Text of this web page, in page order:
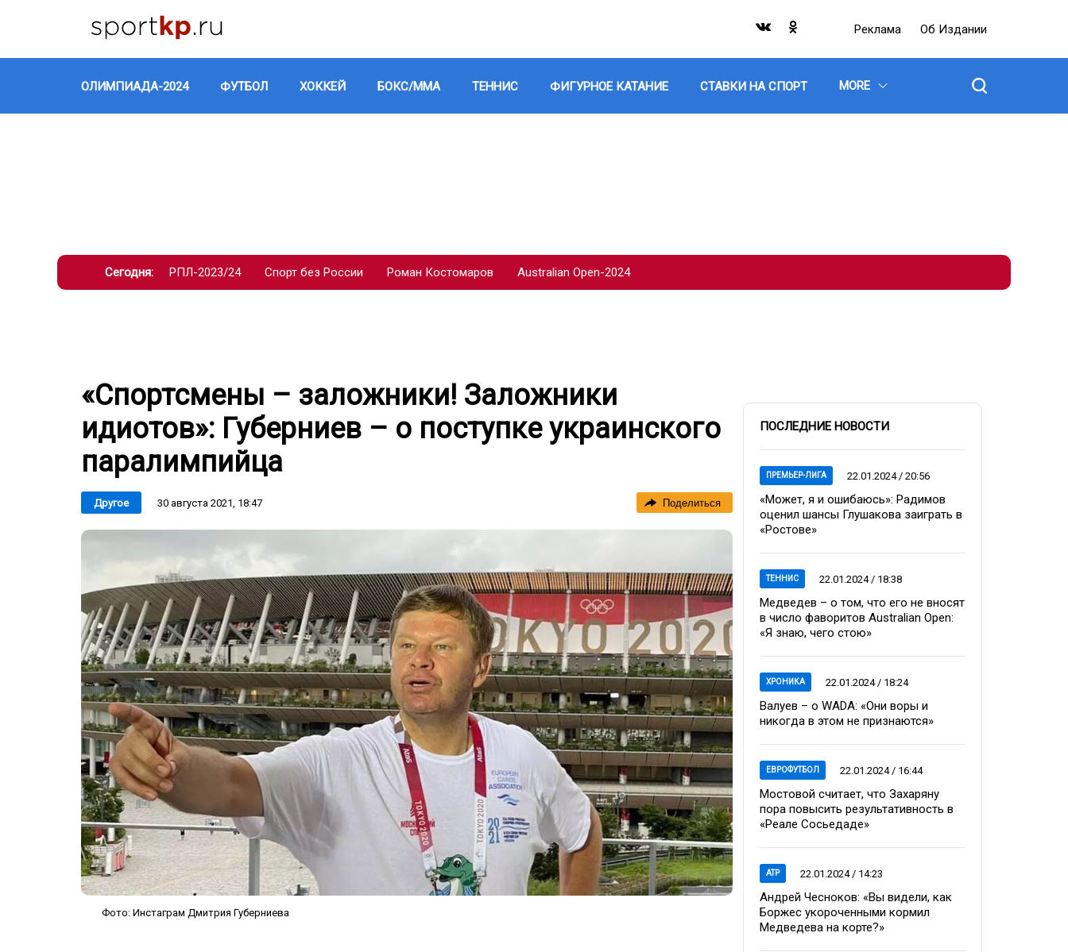
Реклама Об Издании
ОЛИМПИАДА-2024 ФУТБОЛ ХОККЕЙ БОКС/ММА ТЕННИС ФИГУРНОЕ КАТАНИЕ СТАВКИ НА СПОРТ MORE
Сегодня: РПЛ-2023/24 Спорт без России Роман Костомаров Australian Open-2024
«Спортсмены – заложники! Заложники
идиотов»: Губерниев – о поступке украинского
паралимпийца
Другое 30 августа 2021, 18:47 Поделиться
Фото: Инстаграм Дмитрия Губерниева
ПОСЛЕДНИЕ НОВОСТИ
ПРЕМЬЕР-ЛИГА 22.01.2024 / 20:56
«Может, я и ошибаюсь»: Радимов
оценил шансы Глушакова заиграть в
«Ростове»
ТЕННИС 22.01.2024 / 18:38
Медведев – о том, что его не вносят
в число фаворитов Australian Open:
«Я знаю, чего стою»
ХРОНИКА 22.01.2024 / 18:24
Валуев – о WADA: «Они воры и
никогда в этом не признаются»
ЕВРОФУТБОЛ 22.01.2024 / 16:44
Мостовой считает, что Захаряну
пора повысить результативность в
«Реале Сосьедаде»
ATP 22.01.2024 / 14:23
Андрей Чесноков: «Вы видели, как
Боржес укороченными кормил
Медведева на корте?»